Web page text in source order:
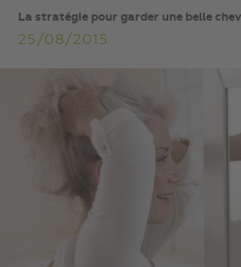
La stratégie pour garder une belle
25/08/2015